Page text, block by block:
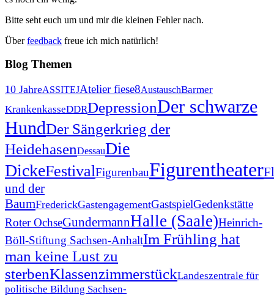
Bitte seht euch um und mir die kleinen Fehler nach.
Überfeedback freue ich mich natürlich!
Blog Themen
10 JahreASSITEJAtelier fiese8AustauschBarmer
KrankenkasseDDRDepressionDer schwarze
HundDer Sängerkrieg der
HeidehasenDessauDie
DickeFestivalFigurenbauFigurentheater
und der
BaumFrederickGastengagementGastspielGedenkstätte
Roter OchseGundermannHalle (Saale)Heinrich-
Böll-Stiftung Sachsen-AnhaltIm Frühling hat
man keine Lust zu
sterbenKlassenzimmerstückLandeszentrale für
politische Bildung Sachsen-